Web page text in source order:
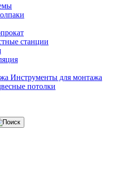
станции
Инструменты для монтажа
потолки